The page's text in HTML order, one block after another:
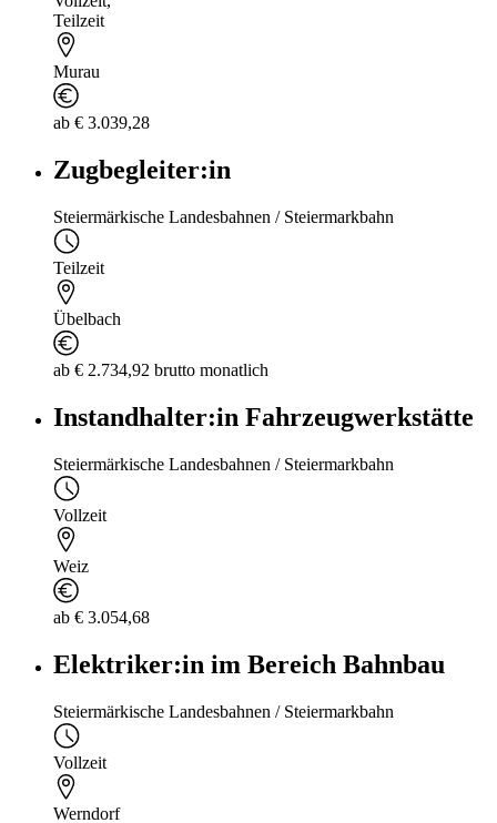
Teilzeit
Murau
ab € 3.039,28
Zugbegleiter:in
Steiermärkische Landesbahnen / Steiermarkbahn
Teilzeit
Übelbach
ab € 2.734,92 brutto monatlich
Instandhalter:in Fahrzeugwerkstätte
Steiermärkische Landesbahnen / Steiermarkbahn
Vollzeit
Weiz
ab € 3.054,68
Elektriker:in im Bereich Bahnbau
Steiermärkische Landesbahnen / Steiermarkbahn
Vollzeit
Werndorf